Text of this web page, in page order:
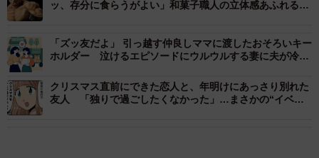
ッ、存分に食らうがよい」和菓子職人の立体感あふれる力
「ズッ友だよ」 引っ越す仲良しママに渡したおそろいキー
ホルダー 泣けるエピソードにウルウルする妻に夫が冷静
クリスマス直前にできた恋人と、年明けにあっさり別れた
友人 「独りで過ごしたくなかった」…まさかの“イベン